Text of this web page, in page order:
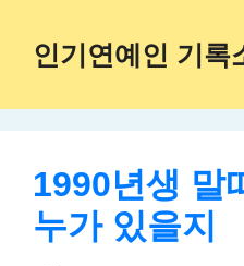
content
인기연예인 기록
1990년생 말
누가 있을지